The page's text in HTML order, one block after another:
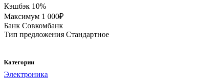
Кэшбэк 10%
Максимум 1 000₽
Банк Совкомбанк
Тип предложения Стандартное
Категории
Электроника